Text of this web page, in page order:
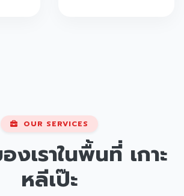
OUR SERVICES
งเราในพื้นที่ เกาะ
หลีเป๊ะ